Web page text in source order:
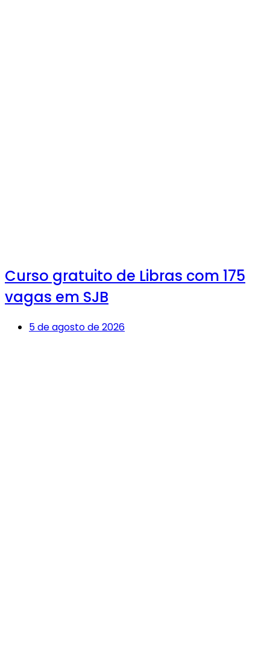
Curso gratuito de Libras com 175
vagas em SJB
5 de agosto de 2026